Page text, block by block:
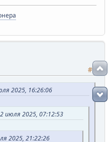
#4
2025, 16:26:06
июля 2025, 07:12:53
2025, 21:22:26